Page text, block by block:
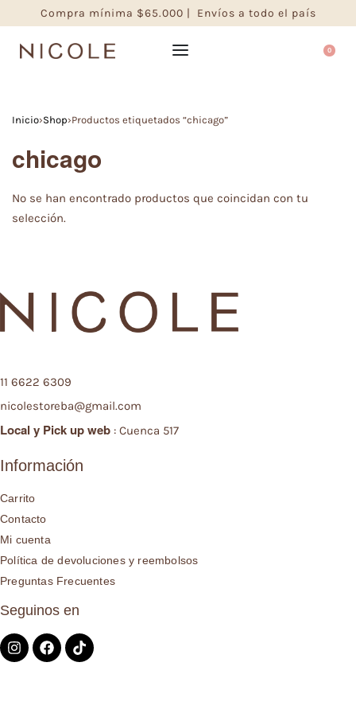
Compra mínima $65.000 | Envíos a todo el país
0
Inicio›Shop›Productos etiquetados “chicago”
chicago
No se han encontrado productos que coincidan con tu
selección.
11 6622 6309
nicolestoreba@gmail.com
Local y Pick up web : Cuenca 517
Información
Carrito
Contacto
Mi cuenta
Política de devoluciones y reembolsos
Preguntas Frecuentes
Seguinos en